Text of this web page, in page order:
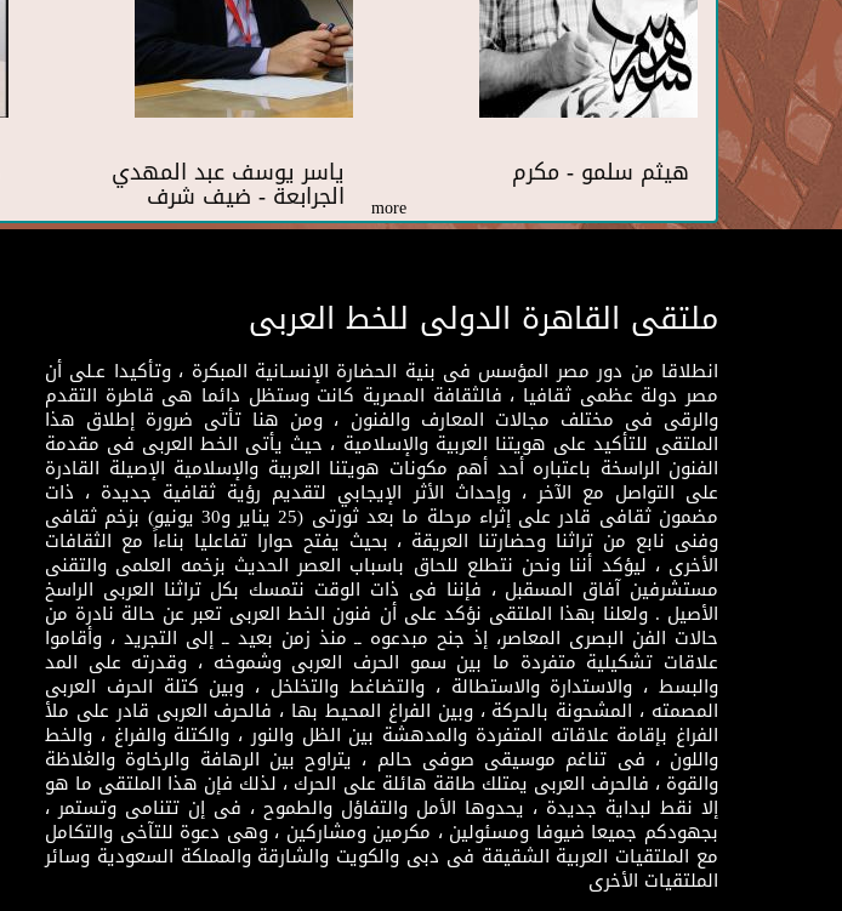
ياسر يوسف عبد المهدي
الجرابعة - ضيف شرف
هيثم سلمو - مكرم
more
ملتقى القاهرة الدولى للخط العربى
انطلاقا من دور مصر المؤسس فى بنية الحضارة الإنسـانية المبكرة ، وتأكيدا عـلى أن
مصر دولة عظمى ثقافيا ، فالثقافة المصرية كانت وستظل دائما هى قاطرة التقدم
والرقى فى مختلف مجالات المعارف والفنون ، ومن هنا تأتى ضرورة إطلاق هذا
الملتقى للتأكيد على هويتنا العربية والإسلامية ، حيث يأتى الخط العربى فى مقدمة
الفنون الراسخة باعتباره أحد أهم مكونات هويتنا العربية والإسلامية الإصيلة القادرة
على التواصل مع الآخر ، وإحداث الأثر الإيجابي لتقديم رؤية ثقافية جديدة ، ذات
مضمون ثقافى قادر على إثراء مرحلة ما بعد ثورتى (25 يناير و30 يونيو) بزخم ثقافى
وفنى نابع من تراثنا وحضارتنا العريقة ، بحيث يفتح حوارا تفاعليا بناءاً مع الثقافات
الأخرى ، ليؤكد أننا ونحن نتطلع للحاق باسباب العصر الحديث بزخمه العلمى والتقنى
مستشرفين آفاق المسقبل ، فإننا فى ذات الوقت نتمسك بكل تراثنا العربى الراسخ
الأصيل . ولعلنا بهذا الملتقى نؤكد على أن فنون الخط العربى تعبر عن حالة نادرة من
حالات الفن البصرى المعاصر، إذ جنح مبدعوه ــ منذ زمن بعيد ــ إلى التجريد ، وأقاموا
علاقات تشكيلية متفردة ما بين سمو الحرف العربى وشموخه ، وقدرته على المد
والبسط ، والاستدارة والاستطالة ، والتضاغط والتخلخل ، وبين كتلة الحرف العربى
المصمته ، المشحونة بالحركة ، وبين الفراغ المحيط بها ، فالحرف العربى قادر على ملأ
الفراغ بإقامة علاقاته المتفردة والمدهشة بين الظل والنور ، والكتلة والفراغ ، والخط
واللون ، فى تناغم موسيقى صوفى حالم ، يتراوح بين الرهافة والرخاوة والغلاظة
والقوة ، فالحرف العربى يمتلك طاقة هائلة على الحرك ، لذلك فإن هذا الملتقى ما هو
إلا نقط لبداية جديدة ، يحدوها الأمل والتفاؤل والطموح ، فى إن تتنامى وتستمر ،
بجهودكم جميعا ضيوفا ومسئولين ، مكرمين ومشاركين ، وهى دعوة للتآخى والتكامل
مع الملتقيات العربية الشقيقة فى دبى والكويت والشارقة والمملكة السعودية وسائر
الملتقيات الأخرى